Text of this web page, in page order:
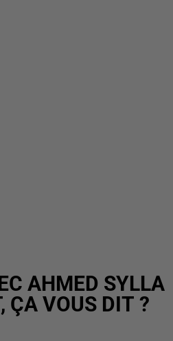
AHMED SYLLA
ÇA VOUS DIT ?